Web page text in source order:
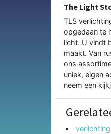
The Light
TLS
opgedaan te
licht. U vindt
maakt. Van
ons
uniek, eigen
neem een
verlichting